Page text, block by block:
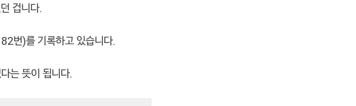
겁니다.
번)를 기록하고 있습니다.
는 뜻이 됩니다.